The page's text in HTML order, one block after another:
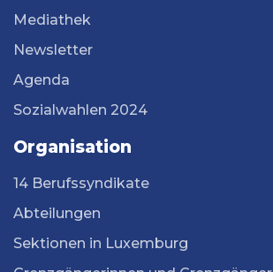
Mediathek
Newsletter
Agenda
Sozialwahlen 2024
Organisation
14 Berufssyndikate
Abteilungen
Sektionen in Luxemburg